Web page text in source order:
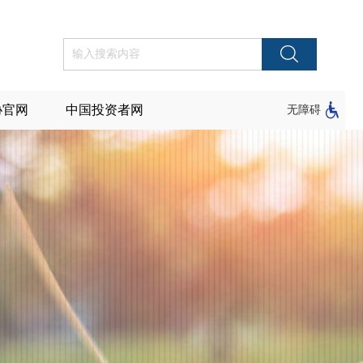
网 中国投资者网 无障碍